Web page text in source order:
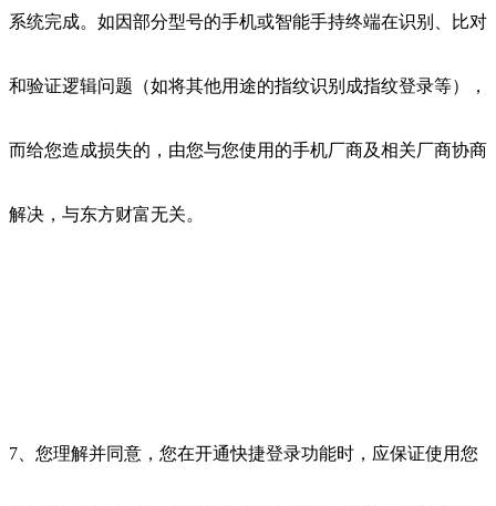
系统完成。如因部分型号的手机或智能手持终端在识别、比对
和验证逻辑问题（如将其他用途的指纹识别成指纹登录等），
而给您造成损失的，由您与您使用的手机厂商及相关厂商协商
解决，与东方财富无关。
7、您理解并同意，您在开通快捷登录功能时，应保证使用您